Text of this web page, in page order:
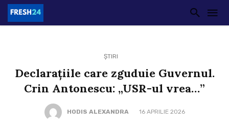
ȘTIRI
Declarațiile care zguduie Guvernul.
Crin Antonescu: „USR-ul vrea…”
HODIS ALEXANDRA 16 APRILIE 2026